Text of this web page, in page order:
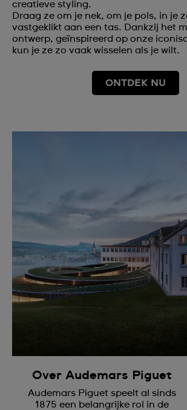
creatieve styling.
Draag ze om je nek, om je pols, in je
vastgeklikt aan een tas. Dankzij het
ontwerp, geïnspireerd op onze
kun je ze zo vaak wisselen als je wilt.
ONTDEK NU
Over Audemars Piguet
Audemars Piguet speelt al sinds
1875 een belangrijke rol in de